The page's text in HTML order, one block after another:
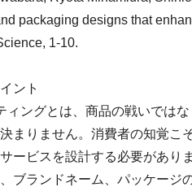
packaging designs that
1-10.
ント
ィングとは、商品の戦いでは
まりません。消費者の知覚こ
ービスを設計する必要があり
ブランドネーム、パッケージ